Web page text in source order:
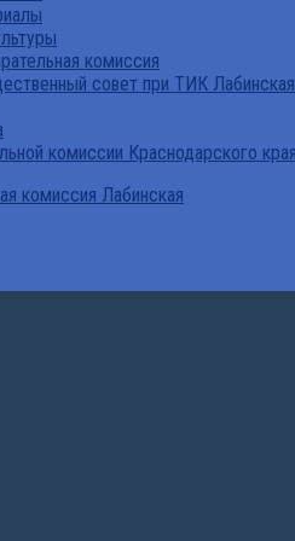
комиссия
совет при ТИК Лабинская
комиссии Краснодарского
комиссия Лабинская